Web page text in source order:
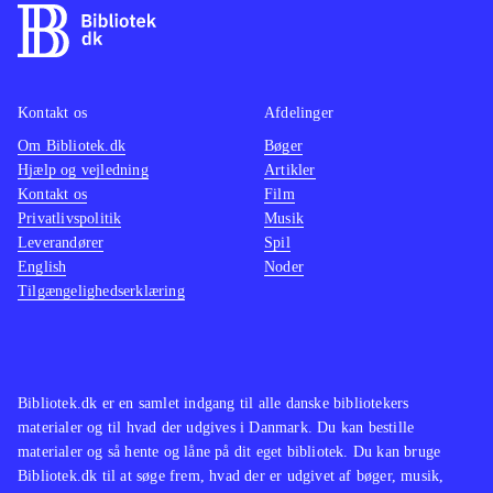
lækre grafik er spillet en direkte
filmisk oplevelse
leder tankerne hen på The Elder
Scrolls-serien og GTA-serien. Serien
findes også på en lang række
biblioteker
Assassin's Creed-serien er
monumental, og dette spil viser
hvorfor. Her har man historie, action,
den heldige låner en herlig
spiloplevelse .
Bibliotek.dk er en samlet indgang til alle danske bibliotekers
materialer og til hvad der udgives i Danmark. Du kan bestille
materialer og så hente og låne på dit eget bibliotek. Du kan bruge
Bibliotek.dk til at søge frem, hvad der er udgivet af bøger, musik,
Kontakt os
Om Bibliotek.dk
Hjælp og vejledning
Kontakt os
Privatlivspolitik
Leverandører
English
Tilgængelighedserklæring
Afdelinger
Bøger
Artikler
Film
Musik
Spil
Noder